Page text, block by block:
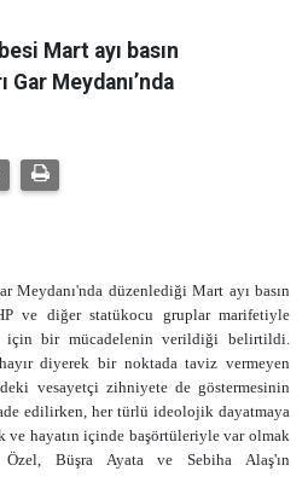
Mart ayı basın
Gar Meydanı’nda
Meydanı'nda düzenlediği Mart ayı basın
ve diğer statükocu gruplar marifetiyle
için bir mücadelenin verildiği belirtildi.
diyerek bir noktada taviz vermeyen
vesayetçi zihniyete de göstermesinin
edilirken, her türlü ideolojik dayatmaya
ve hayatın içinde başörtüleriyle var olmak
Büşra Ayata ve Sebiha Alaş'ın